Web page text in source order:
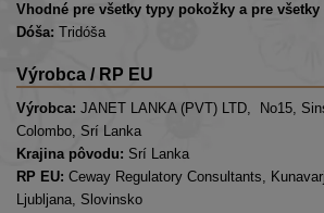
Vhodné pre všetky typy pokožky a pre všetky
Dóša: Tridóša
Výrobca / RP EU
Výrobca: JANET LANKA (PVT) LTD, No15,
Colombo, Srí Lanka
Krajina pôvodu: Srí Lanka
RP EU: Ceway Regulatory Consultants,
Ljubljana, Slovinsko